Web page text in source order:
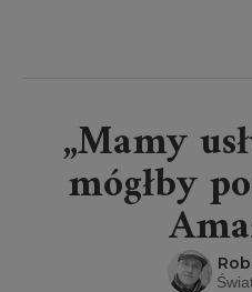
„Mamy
mógłby